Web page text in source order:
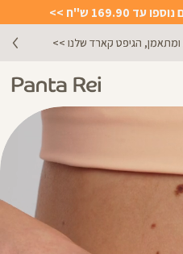
הגיפט קארד שלנו >>